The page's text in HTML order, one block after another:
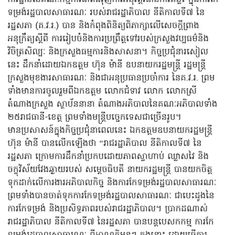
ទម្រង់រដ្ឋបាលសាធារណៈ របស់រាជរដ្ឋាភិបាល នីតិកាលទី៧ នៃ
រដ្ឋសភា (គ.វ.រ.) បាន និងកំពុងពិនិត្យពិភាក្សាលើសេចក្តីព្រាង
អនុក្រឹត្យស្តីពី ការរៀបចំនិងការប្រព្រឹត្តទៅរបស់ក្រសួងវប្បធម៌និង
វិចិត្រសិល្បៈ និងក្រសួងធម្មការនិងសាសនា។ កិច្ចប្រជុំនារសៀល
នេះ ដឹកនាំដោយឯកឧត្តម ហ៊ុន ម៉ានី ឧបនាយករដ្ឋមន្ត្រី រដ្ឋមន្ត្រី
ក្រសួងមុខងារសាធារណៈ និងជាអនុប្រធានប្រចាំការ នៃគ.វ.រ. ព្រម
ទាំងមានការចូលរួមពីឯកឧត្តម លោកជំទាវ លោក លោកស្រី
តំណាងក្រសួង ស្ថាប័ននានា តំណាងអភិបាលនៃគណៈអភិបាលទាំង
២៥រាជធានី-ខេត្ត ព្រមទាំងមន្ត្រីបច្ចេកទេសជាច្រើនរូប។
មានប្រសាសន៍ក្នុងកិច្ចប្រជុំនាពេលនេះ ឯកឧត្តមឧបនាយករដ្ឋមន្ត្រី
ហ៊ុន ម៉ានី បានលើកឡើងថា “រាជរដ្ឋាភិបាល នីតិកាលទី៧ នៃ
រដ្ឋសភា ក្រោមការដឹកនាំប្រកបដោយភាពស្វាហាប់ ឈ្លាសវៃ និង
ចក្ខុវិស័យវែងឆ្ងាយរបស់ សម្តេចធិបតី នាយករដ្ឋមន្ត្រី បានយកចិត្ត
ទុកដាក់លើការងារអភិបាលកិច្ច និងការកែទម្រង់រដ្ឋបាលសាធារណៈ
ព្រមទាំងបានចាត់ទុកការកែទម្រង់រដ្ឋបាលសាធារណៈ ជាបេះដូងនៃ
ការកែទម្រង់ និងប្រសិទ្ធភាពរបស់រាជរដ្ឋាភិបាល។ ប្រាកដណាស់
រាជរដ្ឋាភិបាល នីតិកាលទី៧ នៃរដ្ឋសភា បានបន្តបេសកកម្ម ការកែ